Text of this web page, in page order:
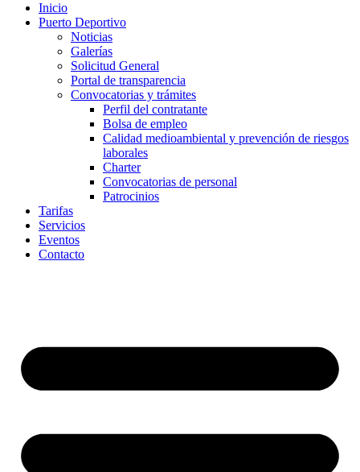
Inicio
Puerto Deportivo
Noticias
Galerías
Solicitud General
Portal de transparencia
Convocatorias y trámites
Perfil del contratante
Bolsa de empleo
Calidad medioambiental y prevención de riesgos
laborales
Charter
Convocatorias de personal
Patrocinios
Tarifas
Servicios
Eventos
Contacto